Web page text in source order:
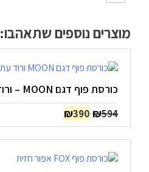
מוצרים נוספים שתאהבו:
כורסת פוף דגם MOON – ורוד עתיק
₪594
המחיר
המקורי
היה:
₪594.
₪390
הנוכחי
הוא:
₪390.